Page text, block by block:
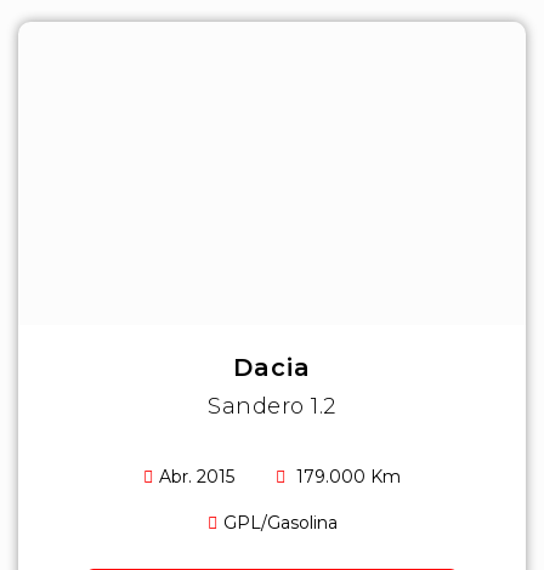
Dacia
Sandero 1.2
Abr. 2015 179.000 Km
GPL/Gasolina